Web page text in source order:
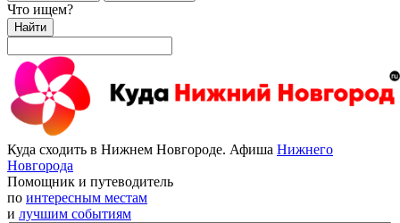
Что ищем?
Найти
Куда сходить в Нижнем Новгороде. Афиша Нижнего
Новгорода
Помощник и путеводитель
по интересным местам
и лучшим событиям